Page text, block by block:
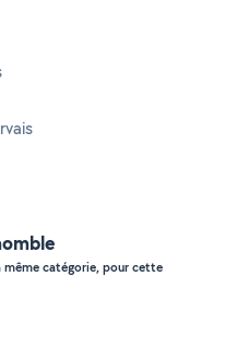
catégorie, pour cette